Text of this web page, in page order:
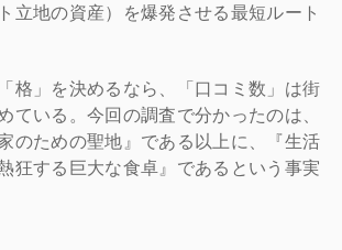
立地の資産）を爆発させる最短ルート
格」を決めるなら、「口コミ数」は街
ている。今回の調査で分かったのは、
のための聖地』である以上に、『生活
狂する巨大な食卓』であるという事実